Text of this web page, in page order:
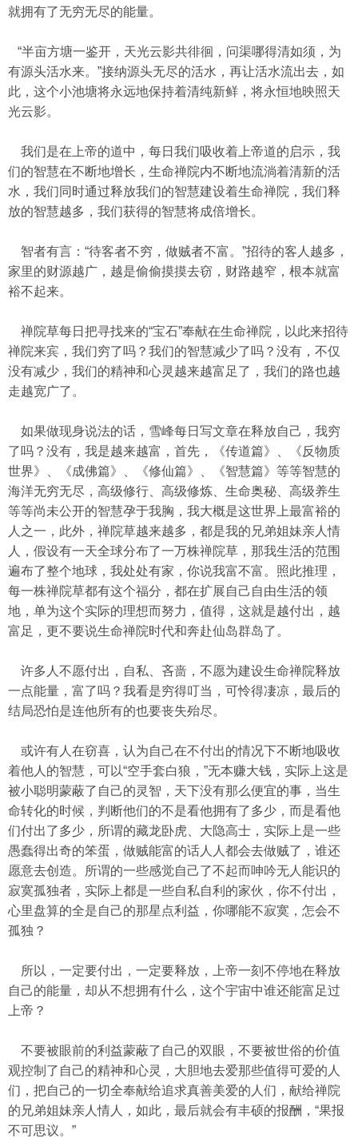
就拥有了无穷无尽的能量。
“半亩方塘一鉴开，天光云影共徘徊，问渠哪得清如须，为
有源头活水来。”接纳源头无尽的活水，再让活水流出去，如
此，这个小池塘将永远地保持着清纯新鲜，将永恒地映照天
光云影。
我们是在上帝的道中，每日我们吸收着上帝道的启示，我
们的智慧在不断地增长，生命禅院内不断地流淌着清新的活
水，我们同时通过释放我们的智慧建设着生命禅院，我们释
放的智慧越多，我们获得的智慧将成倍增长。
智者有言：“待客者不穷，做贼者不富。”招待的客人越多，
家里的财源越广，越是偷偷摸摸去窃，财路越窄，根本就富
裕不起来。
禅院草每日把寻找来的“宝石”奉献在生命禅院，以此来招待
禅院来宾，我们穷了吗？我们的智慧减少了吗？没有，不仅
没有减少，我们的精神和心灵越来越富足了，我们的路也越
走越宽广了。
如果做现身说法的话，雪峰每日写文章在释放自己，我穷
了吗？没有，我是越来越富，首先，《传道篇》、《反物质
世界》、《成佛篇》、《修仙篇》、《智慧篇》等等智慧的
海洋无穷无尽，高级修行、高级修炼、生命奥秘、高级养生
等等尚未公开的智慧孕于我胸，我大概是这世界上最富裕的
人之一，此外，禅院草越来越多，都是我的兄弟姐妹亲人情
人，假设有一天全球分布了一万株禅院草，那我生活的范围
遍布了整个地球，我处处有家，你说我富不富。照此推理，
每一株禅院草都有这个福分，都在扩展自己自由生活的领
地，单为这个实际的理想而努力，值得，这就是越付出，越
富足，更不要说生命禅院时代和奔赴仙岛群岛了。
许多人不愿付出，自私、吝啬，不愿为建设生命禅院释放
一点能量，富了吗？我看是穷得叮当，可怜得凄凉，最后的
结局恐怕是连他所有的也要丧失殆尽。
或许有人在窃喜，认为自己在不付出的情况下不断地吸收
着他人的智慧，可以“空手套白狼，”无本赚大钱，实际上这是
被小聪明蒙蔽了自己的灵智，天下没有那么便宜的事，当生
命转化的时候，判断他们的不是看他拥有了多少，而是看他
们付出了多少，所谓的藏龙卧虎、大隐高士，实际上是一些
愚蠢得出奇的笨蛋，做贼能富的话人人都会去做贼了，谁还
愿意去创造。所谓的一些感觉自己了不起而呻吟无人能识的
寂寞孤独者，实际上都是一些自私自利的家伙，你不付出，
心里盘算的全是自己的那星点利益，你哪能不寂寞，怎会不
孤独？
所以，一定要付出，一定要释放，上帝一刻不停地在释放
自己的能量，却从不想拥有什么，这个宇宙中谁还能富足过
上帝？
不要被眼前的利益蒙蔽了自己的双眼，不要被世俗的价值
观控制了自己的精神和心灵，大胆地去爱那些值得可爱的人
们，把自己的一切全奉献给追求真善美爱的人们，献给禅院
的兄弟姐妹亲人情人，如此，最后就会有丰硕的报酬，“果报
不可思议。”